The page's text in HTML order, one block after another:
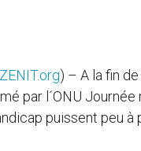
ZENIT.org) – A la fin
par l´ONU
puissent peu